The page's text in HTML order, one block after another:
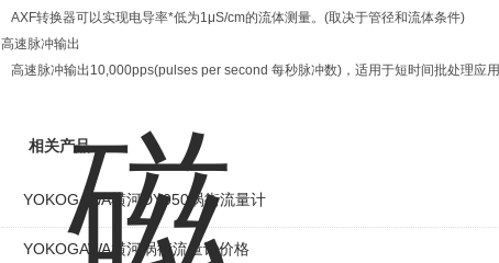
AXF转换器可以实现电导率*低为1μS/cm的流体测量。(取决于管径和流体条件)
高速脉冲输出
高速脉冲输出10,000pps(pulses per second 每秒脉冲数)，适用于短时间批处理应
相关产品
YOKOGAWA横河DY050涡街流量计
YOKOGAWA横河涡街流量计价格